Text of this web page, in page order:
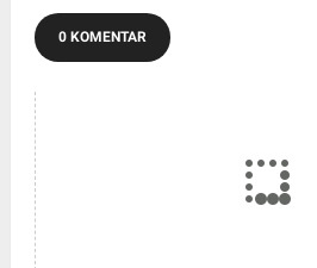
0 KOMENTAR